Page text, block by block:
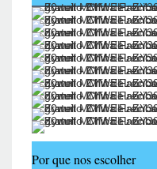
Por que nos escolher